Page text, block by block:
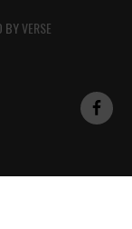
BYVERSE